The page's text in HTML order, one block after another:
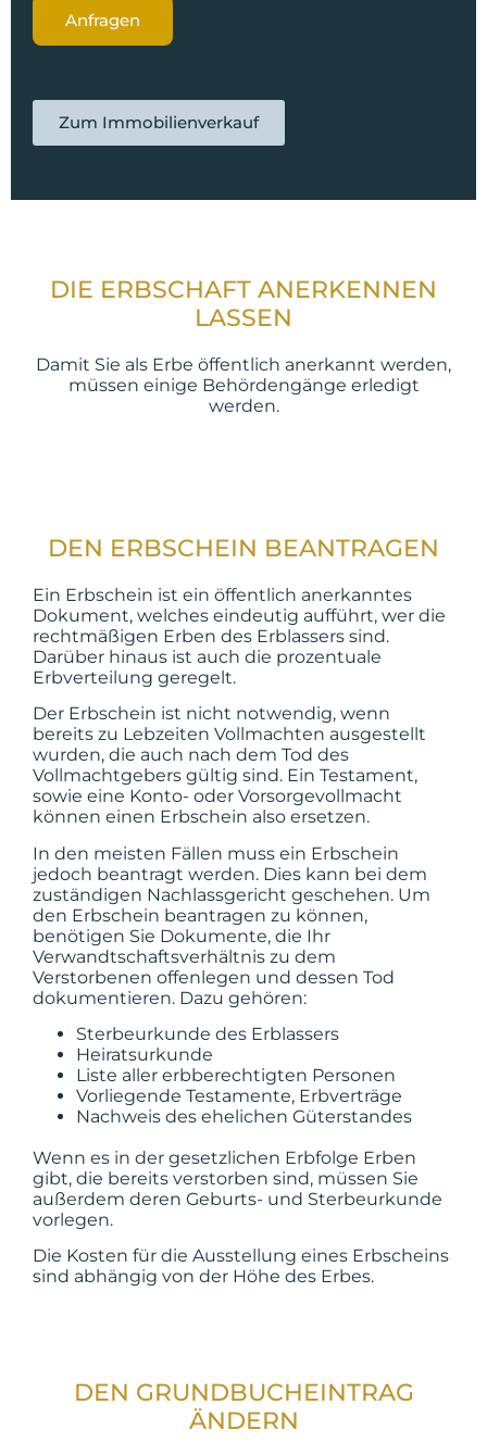
Anfragen
Zum Immobilienverkauf
DIE ERBSCHAFT ANERKENNEN
LASSEN
Damit Sie als Erbe öffentlich anerkannt werden,
müssen einige Behördengänge erledigt
werden.
DEN ERBSCHEIN BEANTRAGEN
Ein Erbschein ist ein öffentlich anerkanntes
Dokument, welches eindeutig aufführt, wer die
rechtmäßigen Erben des Erblassers sind.
Darüber hinaus ist auch die prozentuale
Erbverteilung geregelt.
Der Erbschein ist nicht notwendig, wenn
bereits zu Lebzeiten Vollmachten ausgestellt
wurden, die auch nach dem Tod des
Vollmachtgebers gültig sind. Ein Testament,
sowie eine Konto- oder Vorsorgevollmacht
können einen Erbschein also ersetzen.
In den meisten Fällen muss ein Erbschein
jedoch beantragt werden. Dies kann bei dem
zuständigen Nachlassgericht geschehen. Um
den Erbschein beantragen zu können,
benötigen Sie Dokumente, die Ihr
Verwandtschaftsverhältnis zu dem
Verstorbenen offenlegen und dessen Tod
dokumentieren. Dazu gehören:
Sterbeurkunde des Erblassers
Heiratsurkunde
Liste aller erbberechtigten Personen
Vorliegende Testamente, Erbverträge
Nachweis des ehelichen Güterstandes
Wenn es in der gesetzlichen Erbfolge Erben
gibt, die bereits verstorben sind, müssen Sie
außerdem deren Geburts- und Sterbeurkunde
vorlegen.
Die Kosten für die Ausstellung eines Erbscheins
sind abhängig von der Höhe des Erbes.
DEN GRUNDBUCHEINTRAG
ÄNDERN